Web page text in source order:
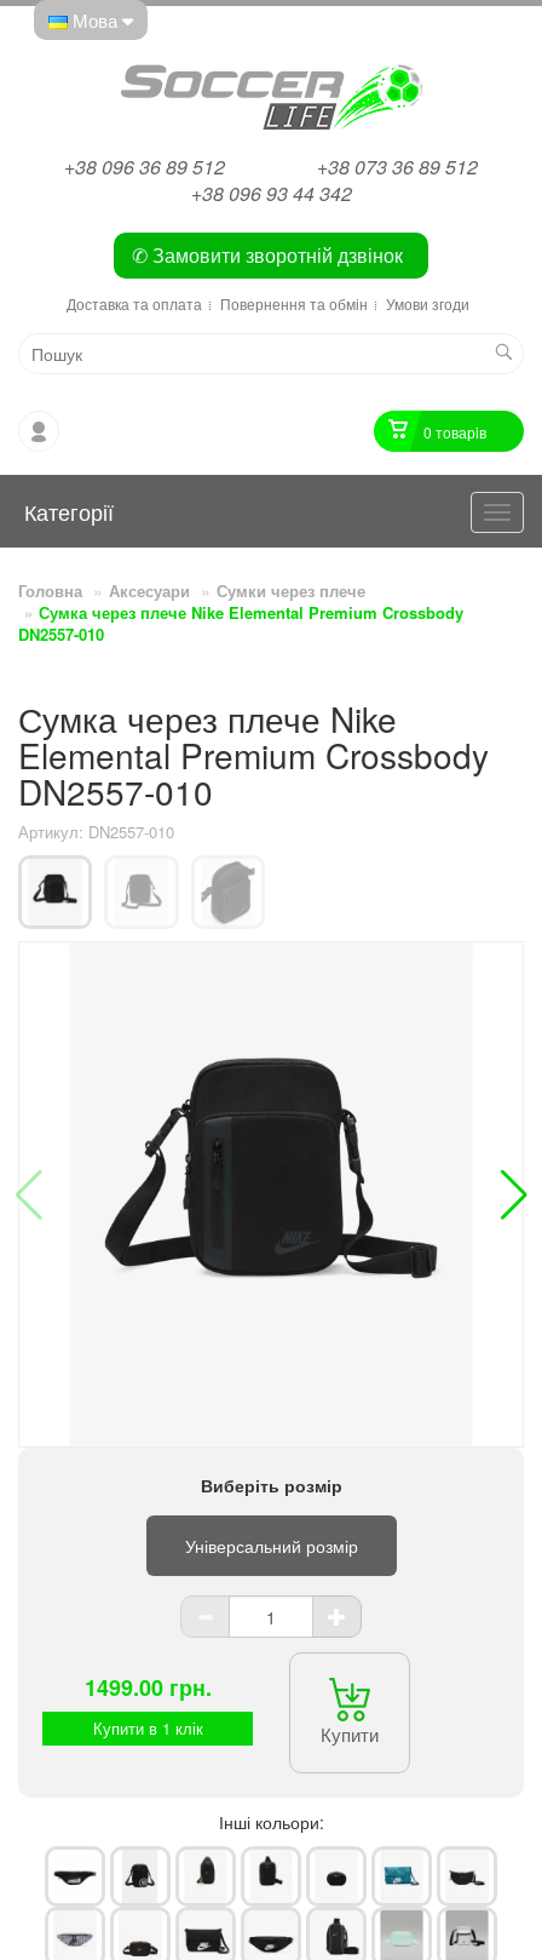
Мова
+38 096 36 89 512
+38 073 36 89 512
+38 096 93 44 342
✆ Замовити зворотній дзвінок
Доставка та оплата Повернення та обмін Умови згоди
0 товарiв
Категорії
Головна Аксесуари
Сумки через плече
Сумка через плече Nike Elemental Premium Crossbody
DN2557-010
Сумка через плече Nike
Elemental Premium Crossbody
DN2557-010
Артикул: DN2557-010
Виберіть розмір
Універсальний розмір
1499.00 грн.
Купити в 1 клік Купити
Інші кольори: